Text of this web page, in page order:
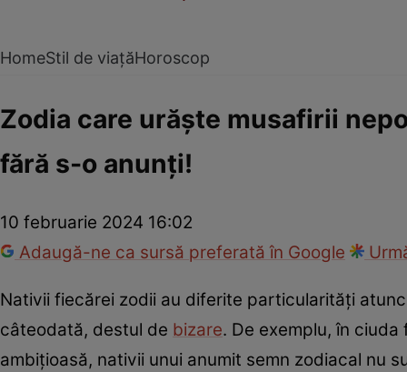
HomeStil de viațăHoroscop
Zodia care urăște musafirii
fără s-o anunți!
10 februarie 2024 16:02
Adaugă-ne ca sursă preferată în Google
Nativii fiecărei zodii au diferite particularități
câteodată, destul de bizare. De exemplu, în
ambițioasă, nativii unui anumit semn zodiacal nu